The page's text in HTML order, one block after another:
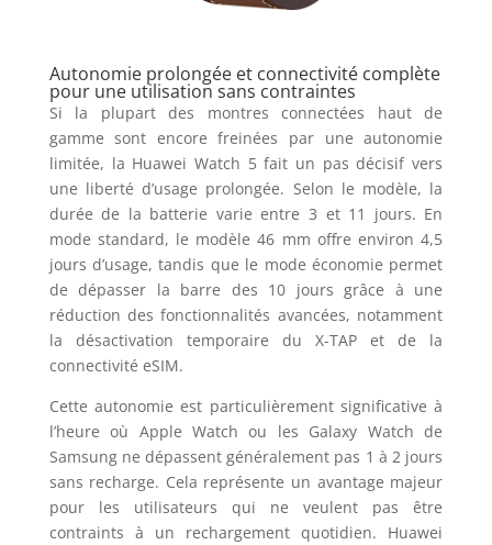
Autonomie prolongée et connectivité complète
pour une utilisation sans contraintes
Si la plupart des montres connectées haut de
gamme sont encore freinées par une autonomie
limitée, la Huawei Watch 5 fait un pas décisif vers
une liberté d’usage prolongée. Selon le modèle, la
durée de la batterie varie entre 3 et 11 jours. En
mode standard, le modèle 46 mm offre environ 4,5
jours d’usage, tandis que le mode économie permet
de dépasser la barre des 10 jours grâce à une
réduction des fonctionnalités avancées, notamment
la désactivation temporaire du X-TAP et de la
connectivité eSIM.
Cette autonomie est particulièrement significative à
l’heure où Apple Watch ou les Galaxy Watch de
Samsung ne dépassent généralement pas 1 à 2 jours
sans recharge. Cela représente un avantage majeur
pour les utilisateurs qui ne veulent pas être
contraints à un rechargement quotidien. Huawei